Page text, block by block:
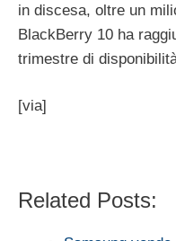
in discesa, oltre un
BlackBerry 10 ha
trimestre di
[via]
Related Posts: